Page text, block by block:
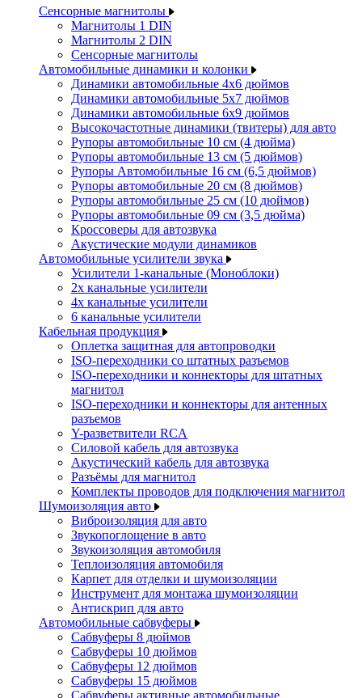
Сенсорные магнитолы
Магнитолы 1 DIN
Магнитолы 2 DIN
Сенсорные магнитолы
Автомобильные динамики и колонки
Динамики автомобильные 4x6 дюймов
Динамики автомобильные 5x7 дюймов
Динамики автомобильные 6x9 дюймов
Высокочастотные динамики (твитеры) для авто
Рупоры автомобильные 10 см (4 дюйма)
Рупоры автомобильные 13 см (5 дюймов)
Рупоры Автомобильные 16 см (6,5 дюймов)
Рупоры автомобильные 20 см (8 дюймов)
Рупоры автомобильные 25 см (10 дюймов)
Рупоры автомобильные 09 см (3,5 дюйма)
Кроссоверы для автозвука
Акустические модули динамиков
Автомобильные усилители звука
Усилители 1-канальные (Моноблоки)
2х канальные усилители
4х канальные усилители
6 канальные усилители
Кабельная продукция
Оплетка защитная для автопроводки
ISO-переходники со штатных разъемов
ISO-переходники и коннекторы для штатных
магнитол
ISO-переходники и коннекторы для антенных
разъемов
Y-разветвители RCA
Силовой кабель для автозвука
Акустический кабель для автозвука
Разъёмы для магнитол
Комплекты проводов для подключения магнитол
Шумоизоляция авто
Виброизоляция для авто
Звукопоглощение в авто
Звукоизоляция автомобиля
Теплоизоляция автомобиля
Карпет для отделки и шумоизоляции
Инструмент для монтажа шумоизоляции
Антискрип для авто
Автомобильные сабвуферы
Сабвуферы 8 дюймов
Сабвуферы 10 дюймов
Сабвуферы 12 дюймов
Сабвуферы 15 дюймов
Сабвуферы активные автомобильные